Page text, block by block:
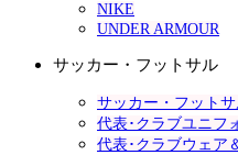
NIKE
UNDER ARMOUR
サッカー・フットサル
サッカー・フット
代表･クラブユニフ
代表･クラブウェア